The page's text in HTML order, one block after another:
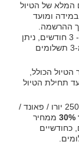
המלא של הטיול
במידה ומועד
במידה ומועד הטיול רחוק מעל ל- 3 חודשים, ניתן
יהיה לחלק את התשלום ליותר מ-3 תשלומים
הטיול הכולל,
תחילת הטיול
עבור טיול אשר מחירו עולה על 2500 יורו / פאונד /
ממחיר
כחודשיים